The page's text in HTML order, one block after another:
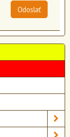
Odoslať